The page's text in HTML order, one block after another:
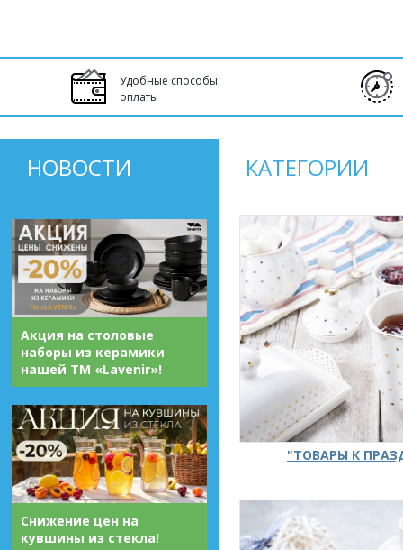
Удобные способы
оплаты
НОВОСТИ
Акция на столовые
наборы из керамики
нашей ТМ «Lavenir»!
Снижение цен на
кувшины из стекла!
КАТЕГОРИИ
"ТОВАРЫ К